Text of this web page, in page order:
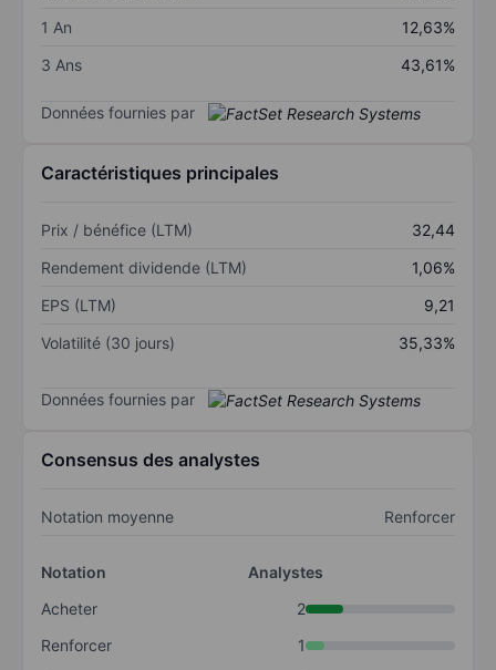
1 An
12,63%
3 Ans
43,61%
Données fournies par
Caractéristiques principales
Prix / bénéfice (LTM)
32,44
Rendement dividende (LTM)
1,06%
EPS (LTM)
9,21
Volatilité (30 jours)
35,33%
Données fournies par
Consensus des analystes
Notation moyenne Renforcer
Notation
Analystes
Acheter
2
Renforcer
1